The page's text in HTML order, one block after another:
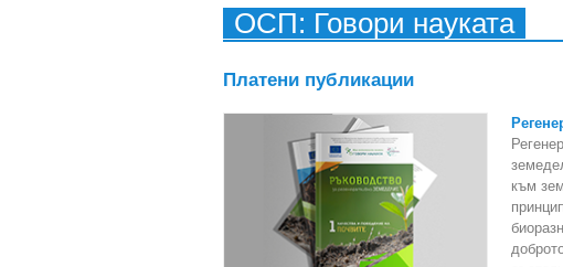
ОСП: Говори науката
Платени публикации
към